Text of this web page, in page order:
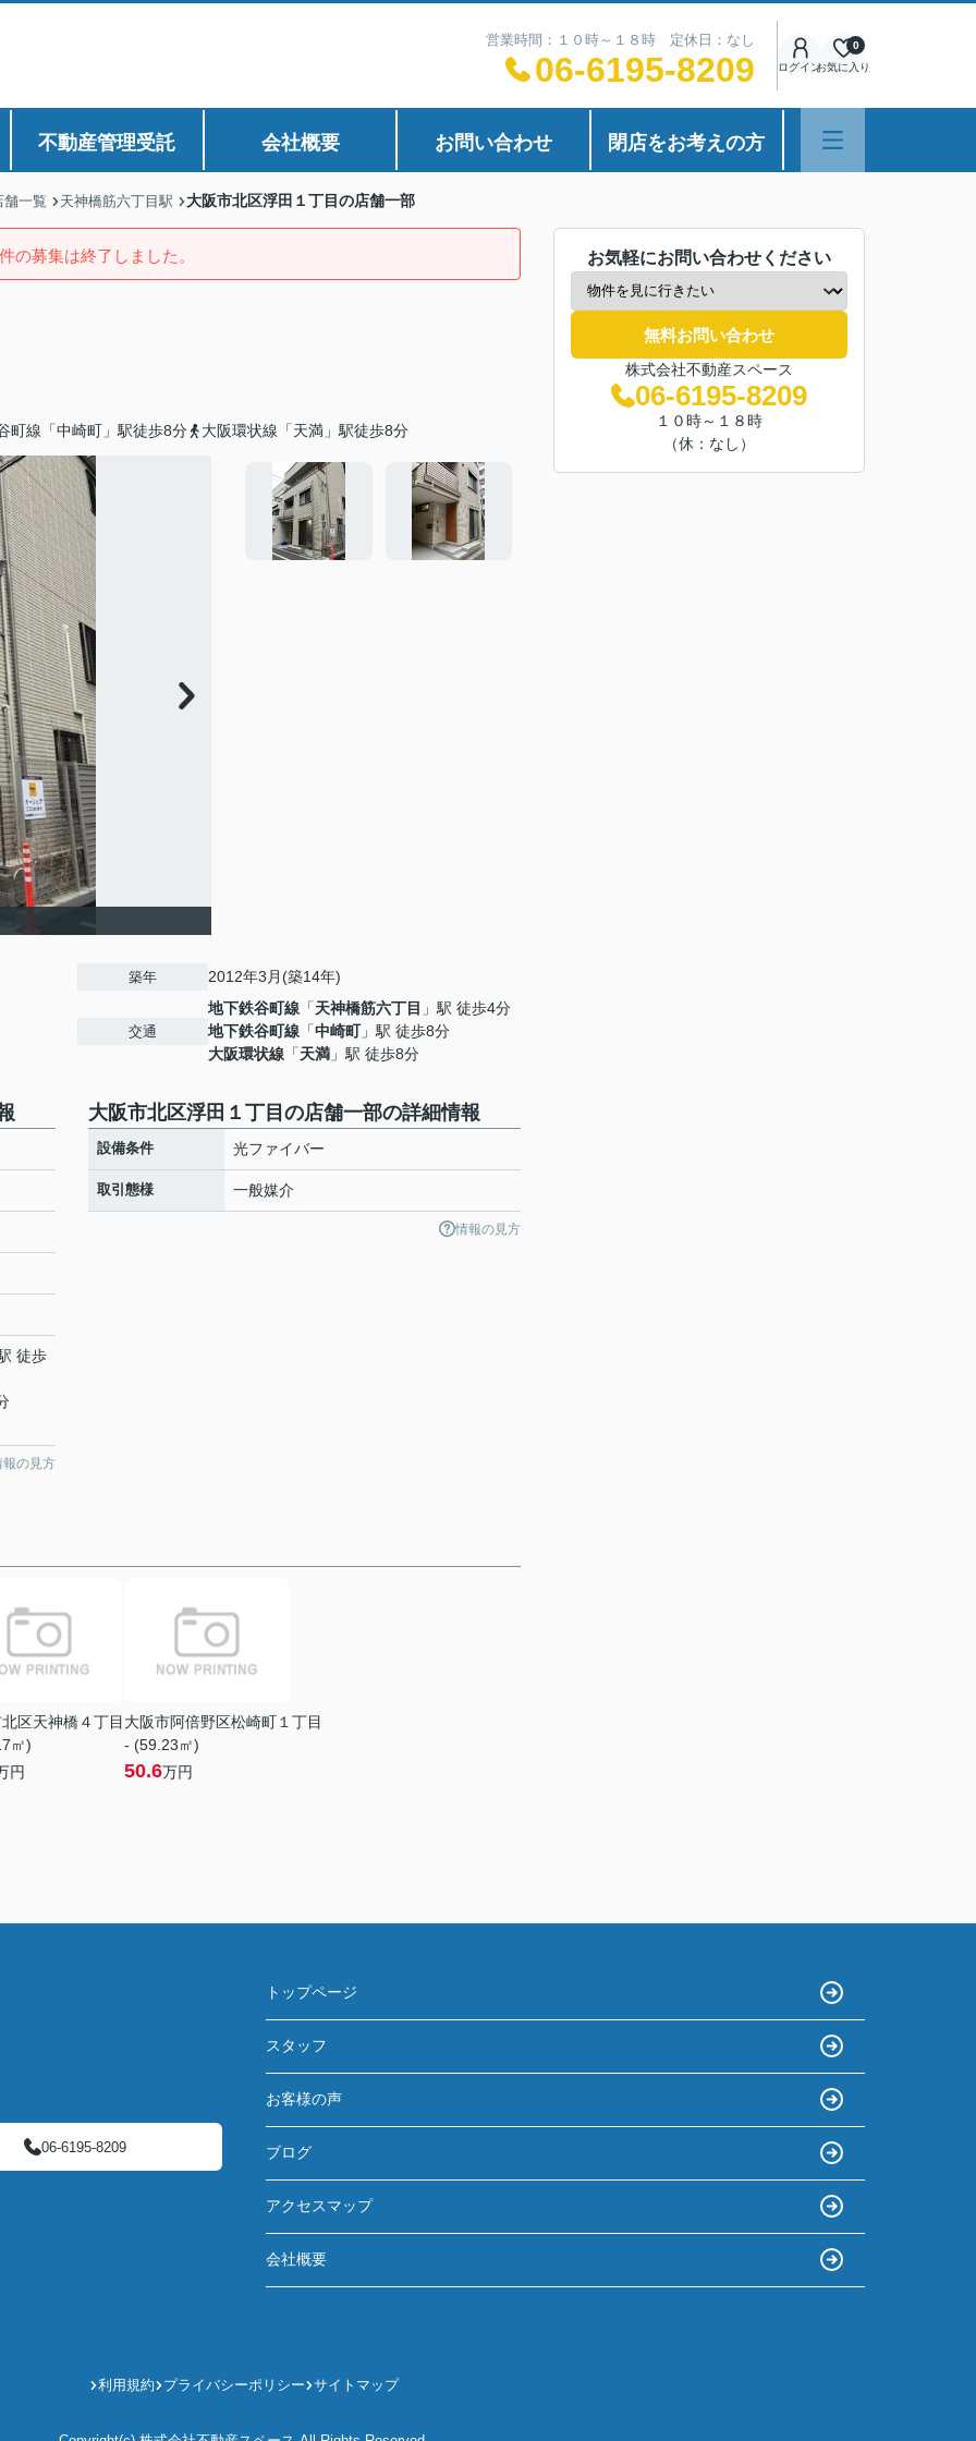
営業時間：１０時～１８時 定休日：なし
06-6195-8209 ログインお気に入り
0
不動産管理受託 会社概要 お問い合わせ 閉店をお考えの方
舗一覧 天神橋筋六丁目駅 大阪市北区浮田１丁目の店舗一部
の募集は終了しました。
町線「中崎町」駅徒歩8分 大阪環状線「天満」駅徒歩8分
築年 2012年3月(築14年)
交通
地下鉄谷町線 「天神橋筋六丁目 」駅 徒歩4分
地下鉄谷町線 「中崎町」駅 徒歩8分
大阪環状線 「天満 」駅 徒歩8分
徒歩
報の見方
大阪市北区浮田１丁目の店舗一部の詳細情報
設備条件 光ファイバー
取引態様 一般媒介
情報の見方
区天神橋４丁目
㎡)
円
大阪市阿倍野区松崎町１丁目
- (59.23㎡)
50.6万円
お気軽にお問い合わせください
無料お問い合わせ
株式会社不動産スペース
06-6195-8209
１０時～１８時
（休：なし）
06-6195-8209
トップページ
スタッフ
お客様の声
ブログ
アクセスマップ
会社概要
利用規約 プライバシーポリシー サイトマップ